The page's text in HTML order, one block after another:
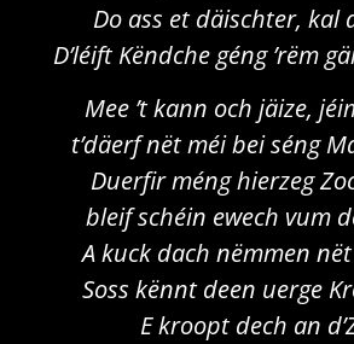
Do ass et däischter, kal
D’léift Këndche géng ’rëm
Mee ’t kann och jäize,
t’däerf nët méi bei séng
Duerfir méng hierzeg
bleif schéin ewech vum
A kuck dach nëmmen
Soss kënnt deen uerge
E kroopt dech an